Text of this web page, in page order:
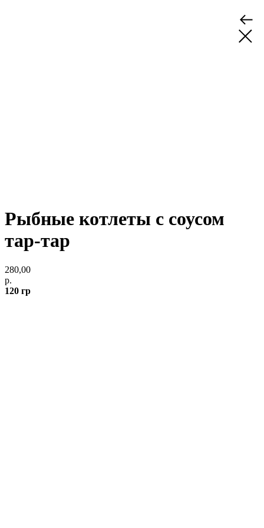
Рыбные котлеты с соусом
тар-тар
280,00
р.
120 гр